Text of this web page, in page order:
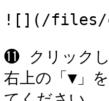
![](/files/
⓫ クリックし
右上の「▼」